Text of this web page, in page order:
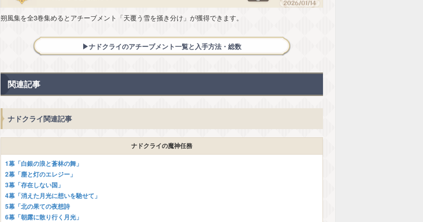
朔風集を全3巻集めるとアチーブメント「天覆う雪を掻き分け」が獲得できます。
▶︎ナドクライのアチーブメント一覧と入手方法・総数
関連記事
ナドクライ関連記事
ナドクライの魔神任務
1幕「白銀の浪と蒼林の舞」
2幕「塵と灯のエレジー」
3幕「存在しない国」
4幕「消えた月光に想いを馳せて」
5幕「北の果ての夜想詩
6幕「朝露に散り行く月光」